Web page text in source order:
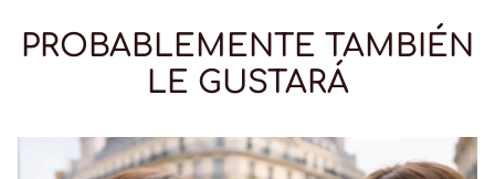
PROBABLEMENTE TAMBIÉN
LE GUSTARÁ